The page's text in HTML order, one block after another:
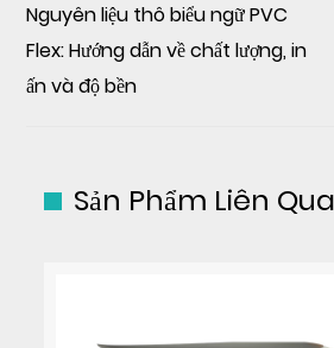
Nguyên liệu thô biểu ngữ PVC
Flex: Hướng dẫn về chất lượng, in
ấn và độ bền
Sản Phẩm Liên